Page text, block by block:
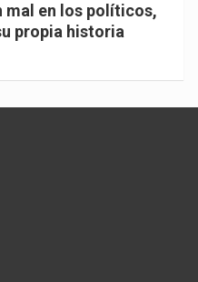
mal en los políticos,
propia historia